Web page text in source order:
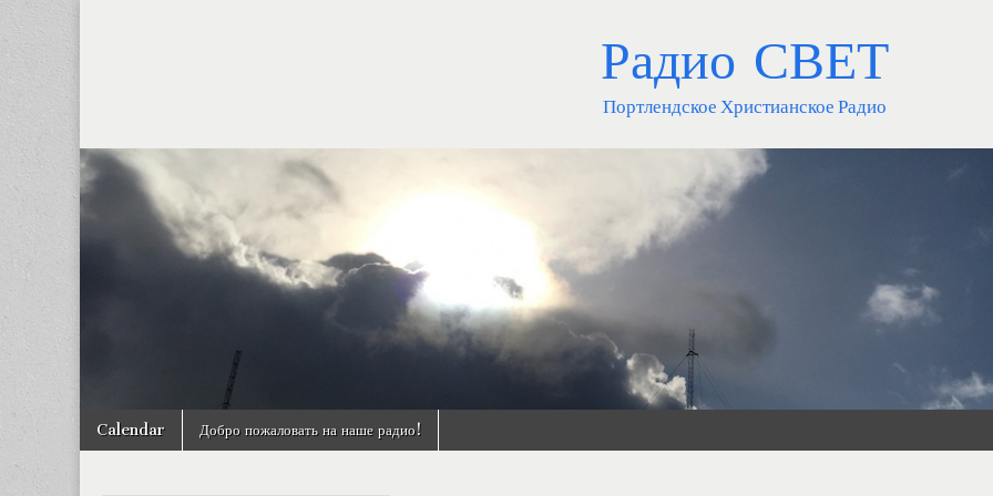
Радио СВЕТ
Портлендское Христианское Радио
Main menu
Skip to content
Calendar Добро пожаловать на наше радио!
3:00 am